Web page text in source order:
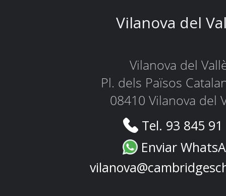
Vilanova del
Vilanova del
Pl. dels Països
08410 Vilanova del
Tel. 93 845
Enviar